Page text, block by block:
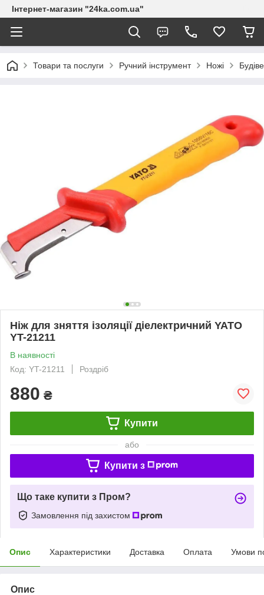
Інтернет-магазин "24ka.com.ua"
Товари та послуги Ручний інструмент Ножі
Ніж для зняття ізоляції діелектричний YATO
YT-21211
В наявності
Код: YT-21211
Роздріб
880 ₴
Купити
або
Купити з
Що таке купити з Пром?
Замовлення під захистом
Опис Характеристики Доставка Оплата Умови
Опис